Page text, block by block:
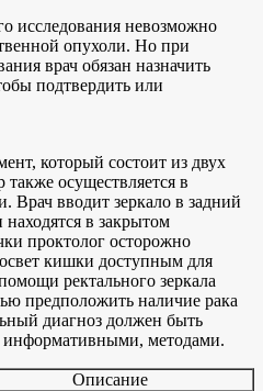
исследования невозможно
опухоли. Но при
врач обязан назначить
подтвердить или
который состоит из двух
осуществляется в
Врач вводит зеркало в задний
в закрытом
проктолог осторожно
кишки доступным для
ректального зеркала
предположить наличие рака
диагноз должен быть
информативными, методами.
Описание